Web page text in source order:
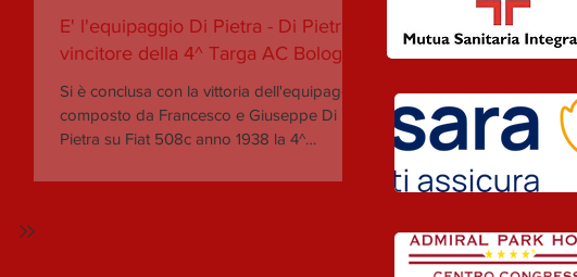
E' l'equipaggio Di Pietra - Di Pietra il
vincitore della 4^ Targa AC Bologna!
Si è conclusa con la vittoria dell'equipaggio
composto da Francesco e Giuseppe Di
Pietra su Fiat 508c anno 1938 la 4^